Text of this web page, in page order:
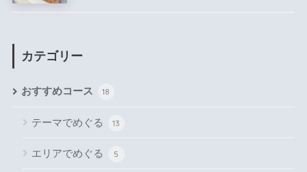
カテゴリー
おすすめコース 18
テーマでめぐる 13
エリアでめぐる 5